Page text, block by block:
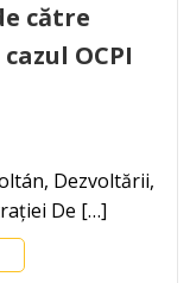
către
OCPI
Dezvoltării,
De […]